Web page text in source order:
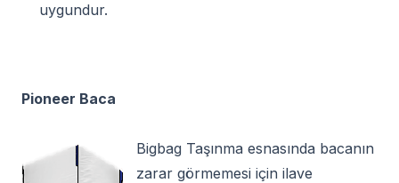
uygundur.
Pioneer Baca
Bigbag Taşınma esnasında bacanın
zarar görmemesi için ilave